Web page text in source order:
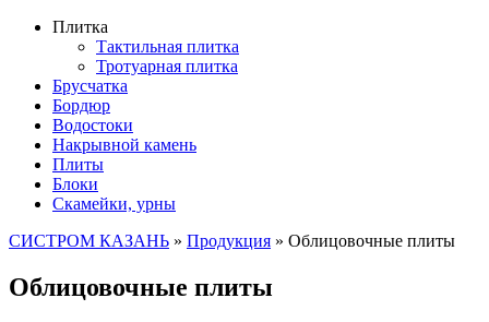
Плитка
Тактильная плитка
Тротуарная плитка
Брусчатка
Бордюр
Водостоки
Накрывной камень
Плиты
Блоки
Скамейки, урны
СИСТРОМ КАЗАНЬ » Продукция » Облицовочные плиты
Облицовочные плиты